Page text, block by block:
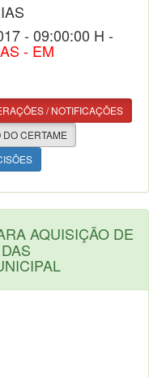
- 09:00:00 H -
- EM
/ NOTIFICAÇÕES
DO CERTAME
AQUISIÇÃO DE